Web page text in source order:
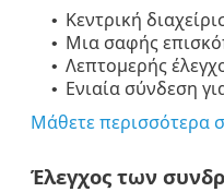
• Κεντρική
• Μια σαφής
• Λεπτομερής
• Ενιαία σύνδεση
Μάθετε περισσότερα
Έλεγχος των